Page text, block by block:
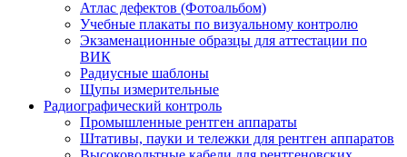
Атлас дефектов (Фотоальбом)
Учебные плакаты по визуальному контролю
Экзаменационные образцы для аттестации по
ВИК
Радиусные шаблоны
Щупы измерительные
Радиографический контроль
Промышленные рентген аппараты
Штативы, пауки и тележки для рентген аппаратов